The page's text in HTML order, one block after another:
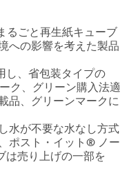
ごと再生紙キューブ
への影響を考えた製品
し、省包装タイプの
ク、グリーン購入法適
品、グリーンマークに
水が不要な水なし方式
ポスト・イット® ノー
は売り上げの一部を